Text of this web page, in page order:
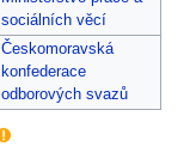
sociálních věcí
Českomoravská
konfederace
odborových svazů